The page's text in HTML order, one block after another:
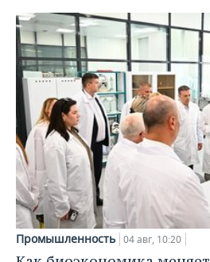
Промышленность 04 авг, 10:20